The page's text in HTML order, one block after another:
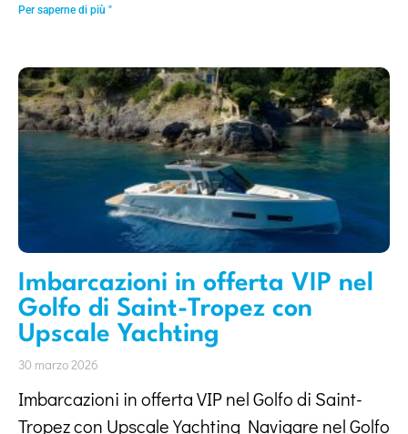
Per saperne di più "
Imbarcazioni in offerta VIP nel
Golfo di Saint-Tropez con
Upscale Yachting
30 marzo 2026
Imbarcazioni in offerta VIP nel Golfo di Saint-
Tropez con Upscale Yachting Navigare nel Golfo